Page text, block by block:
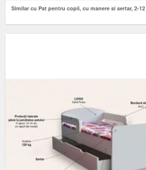
Similar cu Pat pentru copii, cu manere si sertar, 2-12